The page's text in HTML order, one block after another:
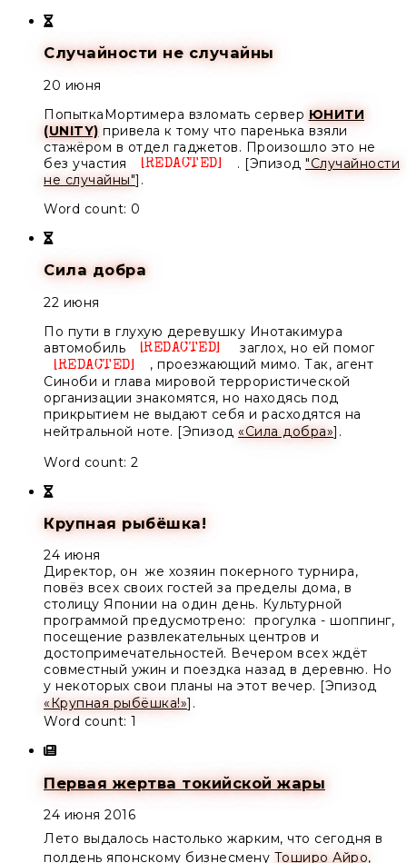
Случайности не случайны
20 июня
ПопыткаМортимера взломать сервер ЮНИТИ
(UNITY) привела к тому что паренька взяли
стажёром в отдел гаджетов. Произошло это не
без участия
Unknown
. [Эпизод "Случайности
не случайны"].
Word count: 0
Сила добра
22 июня
По пути в глухую деревушку Инотакимура
автомобиль
Unknown
заглох, но ей помог
Unknown
, проезжающий мимо. Так, агент
Синоби и глава мировой террористической
организации знакомятся, но находясь под
прикрытием не выдают себя и расходятся на
нейтральной ноте. [Эпизод «Сила добра»].
Word count: 2
Крупная рыбёшка!
24 июня
Директор, он же хозяин покерного турнира,
повёз всех своих гостей за пределы дома, в
столицу Японии на один день. Культурной
программой предусмотрено: прогулка - шоппинг,
посещение развлекательных центров и
достопримечательностей. Вечером всех ждёт
совместный ужин и поездка назад в деревню. Но
у некоторых свои планы на этот вечер. [Эпизод
«Крупная рыбёшка!»].
Word count: 1
Первая жертва токийской жары
24 июня 2016
Лето выдалось настолько жарким, что сегодня в
полдень японскому бизнесмену Тоширо Айро,